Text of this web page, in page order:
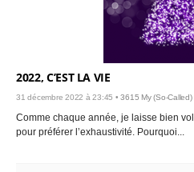
2022, C’EST LA VIE
31 décembre 2022 à 23:45 •3615 My (So-Called)
Comme chaque année, je laisse bien
pour préférer l’exhaustivité. Pourquoi...